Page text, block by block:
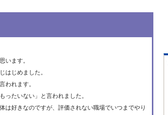
います。
はじめました。
われます。
ったいない」と言われました。
は好きなのですが、評価されない職場でいつまでやり